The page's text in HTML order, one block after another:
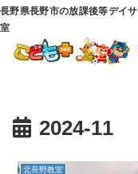
長野県長野市の放課後等デイ
室
2024-11
北長野教室